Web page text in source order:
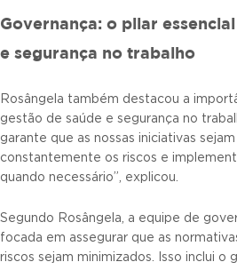
Governança: o pilar
e segurança no trabalho
Rosângela também destacou a
gestão de saúde e segurança no
garante que as nossas iniciativas
constantemente os riscos e
quando necessário”, explicou.
Segundo Rosângela, a equipe de
focada em assegurar que as
riscos sejam minimizados. Isso inclui o